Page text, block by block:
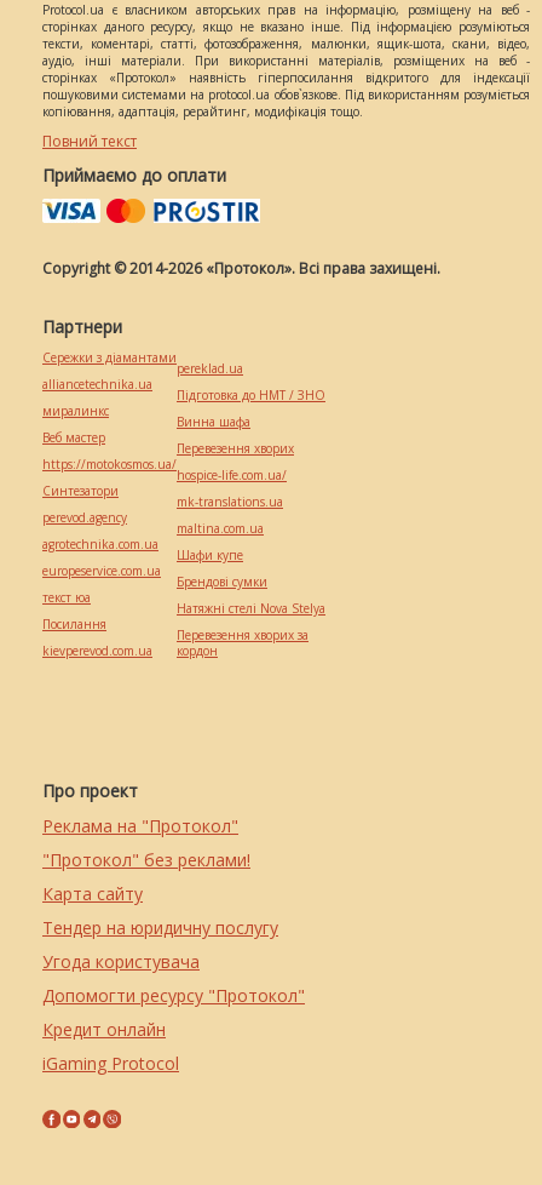
Protocol.ua є власником авторських прав на інформацію, розміщену на веб -
сторінках даного ресурсу, якщо не вказано інше. Під інформацією розуміються
тексти, коментарі, статті, фотозображення, малюнки, ящик-шота, скани, відео,
аудіо, інші матеріали. При використанні матеріалів, розміщених на веб -
сторінках «Протокол» наявність гіперпосилання відкритого для індексації
пошуковими системами на protocol.ua обов`язкове. Під використанням розуміється
копіювання, адаптація, рерайтинг, модифікація тощо.
Повний текст
Приймаємо до оплати
Copyright © 2014-2026 «Протокол». Всі права захищені.
Про проект
Реклама на "Протокол"
"Протокол" без реклами!
Карта сайту
Тендер на юридичну послугу
Угода користувача
Допомогти ресурсу "Протокол"
Кредит онлайн
iGaming Protocol
Партнери
Сережки з діамантами
alliancetechnika.ua
миралинкс
Веб мастер
https://motokosmos.ua/
Синтезатори
perevod.agency
agrotechnika.com.ua
europeservice.com.ua
текст юа
Посилання
kievperevod.com.ua
pereklad.ua
Підготовка до НМТ / ЗНО
Винна шафа
Перевезення хворих
hospice-life.com.ua/
mk-translations.ua
maltina.com.ua
Шафи купе
Брендові сумки
Натяжні стелі Nova Stelya
Перевезення хворих за
кордон